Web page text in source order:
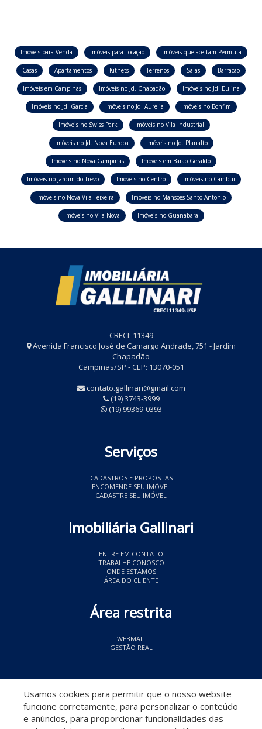
Imóveis para Venda Imóveis para Locação Imóveis que aceitam Permuta
Casas Apartamentos Kitnets Terrenos Salas Barracão
Imóveis em Campinas Imóveis no Jd. Chapadão Imóveis no Jd. Eulina
Imóveis no Jd. Garcia Imóveis no Jd. Aurelia Imóveis no Bonfim
Imóveis no Swiss Park Imóveis no Vila Industrial
Imóveis no Jd. Nova Europa Imóveis no Jd. Planalto
Imóveis no Nova Campinas Imóveis em Barão Geraldo
Imóveis no Jardim do Trevo Imóveis no Centro Imóveis no Cambui
Imóveis no Nova Vila Teixeira Imóveis no Mansões Santo Antonio
Imóveis no Vila Nova Imóveis no Guanabara
CRECI: 11349
Avenida Francisco José de Camargo Andrade, 751 - Jardim
Chapadão
Campinas/SP - CEP: 13070-051
contato.gallinari@gmail.com
(19) 3743-3999
(19) 99369-0393
Serviços
CADASTROS E PROPOSTAS
ENCOMENDE SEU IMÓVEL
CADASTRE SEU IMÓVEL
Imobiliária Gallinari
ENTRE EM CONTATO
TRABALHE CONOSCO
ONDE ESTAMOS
ÁREA DO CLIENTE
Área restrita
WEBMAIL
GESTÃO REAL
Usamos cookies para permitir que o nosso website
funcione corretamente, para personalizar o conteúdo
e anúncios, para proporcionar funcionalidades das